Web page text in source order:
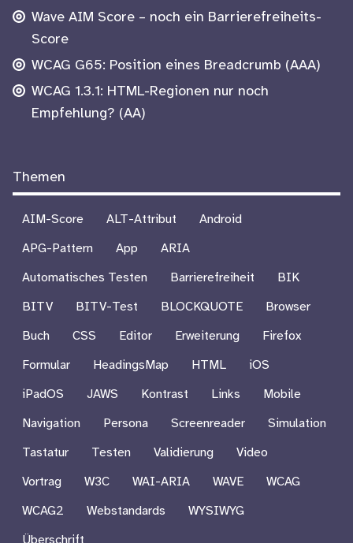
Wave AIM Score – noch ein Barrierefreiheits-
Score
WCAG G65: Position eines Breadcrumb (AAA)
WCAG 1.3.1: HTML-Regionen nur noch
Empfehlung? (AA)
Themen
AIM-Score ALT-Attribut Android
APG-Pattern App ARIA
Automatisches Testen Barrierefreiheit BIK
BITV BITV-Test BLOCKQUOTE Browser
Buch CSS Editor Erweiterung Firefox
Formular HeadingsMap HTML iOS
iPadOS JAWS Kontrast Links Mobile
Navigation Persona Screenreader Simulation
Tastatur Testen Validierung Video
Vortrag W3C WAI-ARIA WAVE WCAG
WCAG2 Webstandards WYSIWYG
Überschrift